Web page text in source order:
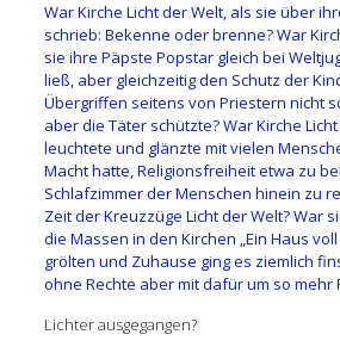
War Kirche Licht der Welt, als sie über
schrieb: Bekenne oder brenne? War
sie ihre Päpste Popstar gleich bei
ließ, aber gleichzeitig den Schutz der
Übergriffen seitens von Priestern nicht
aber die Täter schützte? War Kirche
leuchtete und glänzte mit vielen
Macht hatte, Religionsfreiheit etwa zu
Schlafzimmer der Menschen hinein zu
Zeit der Kreuzzüge Licht der Welt? War
die Massen in den Kirchen „Ein Haus
grölten und Zuhause ging es ziemlich
ohne Rechte aber mit dafür um so mehr
Lichter ausgegangen?